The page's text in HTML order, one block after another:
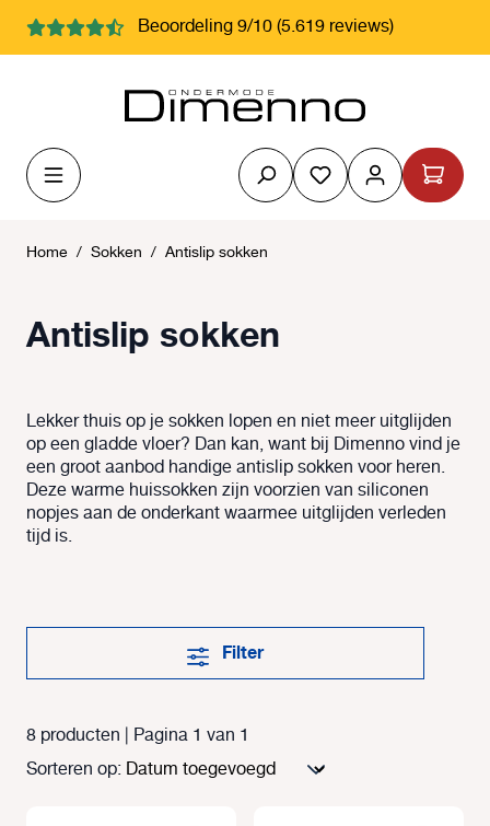
Beoordeling 9/10 (5.619 reviews)
Je hebt 0 items
Home / Sokken / Antislip sokken
Antislip sokken
Lekker thuis op je sokken lopen en niet meer uitglijden
op een gladde vloer? Dan kan, want bij Dimenno vind je
een groot aanbod handige antislip sokken voor heren.
Deze warme huissokken zijn voorzien van siliconen
nopjes aan de onderkant waarmee uitglijden verleden
tijd is.
Filter
8 producten | Pagina 1 van 1
Sorteren op: